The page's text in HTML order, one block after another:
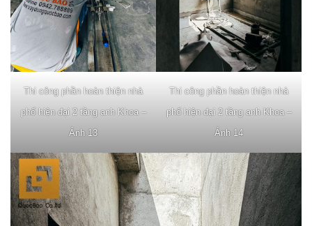
Thi công phần hoàn thiện nhà
phố hiện đại 2 tầng anh Khoa –
Ảnh 13
Thi công phần hoàn thiện nhà
phố hiện đại 2 tầng anh Khoa –
Ảnh 14